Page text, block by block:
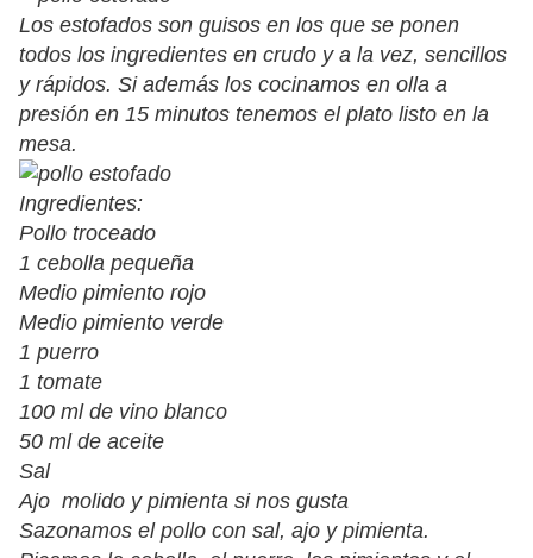
Los estofados son guisos en los que se ponen
todos los ingredientes en crudo y a la vez, sencillos
y rápidos. Si además los cocinamos en olla a
presión en 15 minutos tenemos el plato listo en la
mesa.
Ingredientes:
Pollo troceado
1 cebolla pequeña
Medio pimiento rojo
Medio pimiento verde
1 puerro
1 tomate
100 ml de vino blanco
50 ml de aceite
Sal
Ajo molido y pimienta si nos gusta
Sazonamos el pollo con sal, ajo y pimienta.